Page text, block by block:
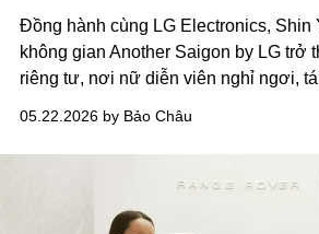
Đồng hành cùng LG Electronics, Shin
không gian Another Saigon by LG trở
riêng tư, nơi nữ diễn viên nghỉ ngơi,
05.22.2026 by Bảo Châu